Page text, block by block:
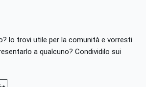
lo trovi utile per la comunità e vorresti
a qualcuno? Condividilo sui